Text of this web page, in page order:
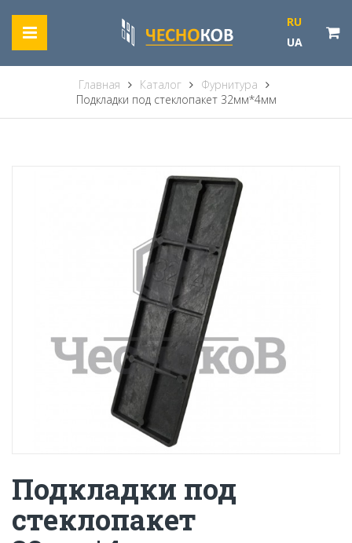
RU
UA
Главная Каталог
Фурнитура
Подкладки под стеклопакет 32мм*4мм
Подкладки под
стеклопакет